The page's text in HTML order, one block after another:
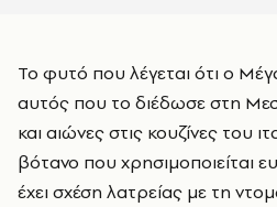
Το φυτό που λέγεται ότι ο Μέγας Αλέξανδρος ήταν
αυτός που το διέδωσε στη
και αιώνες στις κουζίνες του
βότανο που χρησιμοποιείται
έχει σχέση λατρείας με τη